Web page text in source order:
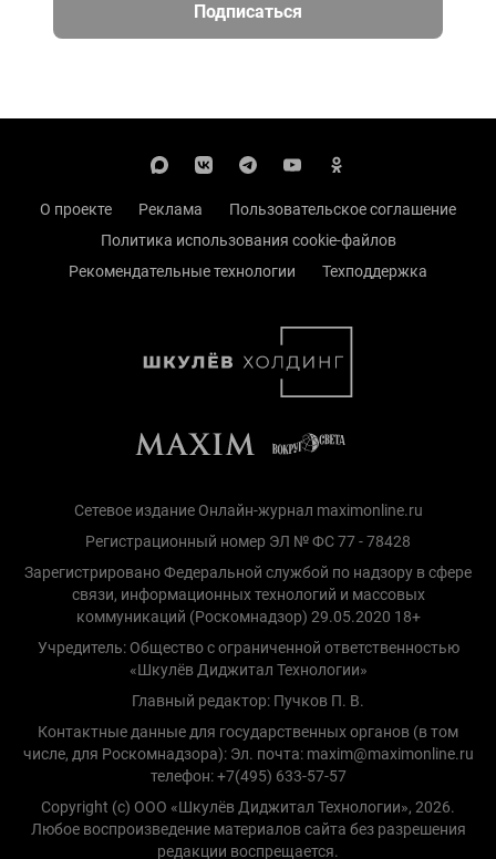
Подписаться
О проекте Реклама
Пользовательское соглашение
Политика использования cookie-файлов
Рекомендательные технологии
Техподдержка
Сетевое издание Онлайн-журнал maximonline.ru
Регистрационный номер ЭЛ № ФС 77 - 78428
Зарегистрировано Федеральной службой по надзору в сфере
связи, информационных технологий и массовых
коммуникаций (Роскомнадзор) 29.05.2020 18+
Учредитель: Общество с ограниченной ответственностью
«Шкулёв Диджитал Технологии»
Главный редактор: Пучков П. В.
Контактные данные для государственных органов (в том
числе, для Роскомнадзора): Эл. почта: maxim@maximonline.ru
телефон: +7(495) 633-57-57
Copyright (с) ООО «Шкулёв Диджитал Технологии», 2026.
Любое воспроизведение материалов сайта без разрешения
редакции воспрещается.